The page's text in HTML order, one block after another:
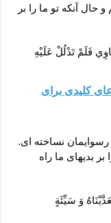
حال آنكه تو ما را بر
فَلَمْ تَدْلُلْ عَلَيْهِ‏
کلیدی برای
نساخته‏ اى.
بديهاى ما راه
وَ سَيِّئَةٍ